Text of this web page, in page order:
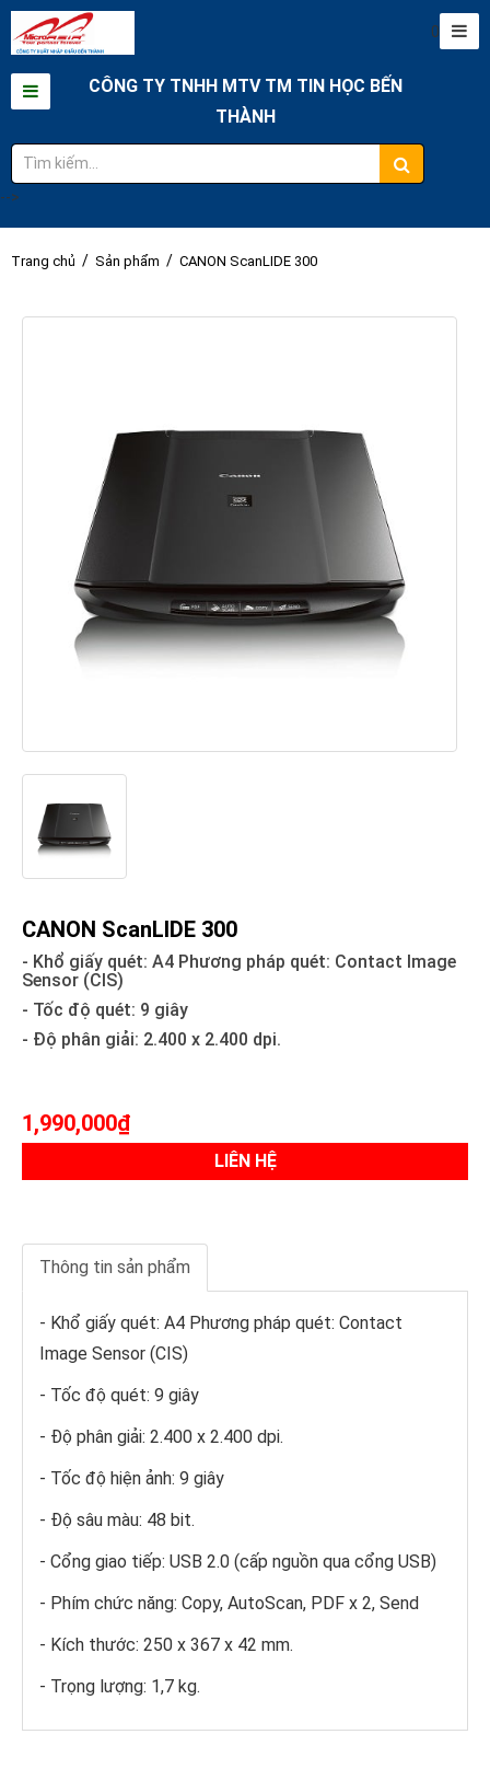
CÔNG TY TNHH MTV TM TIN HỌC BẾN
THÀNH
0
-->
Trang chủ / Sản phẩm / CANON ScanLIDE 300
CANON ScanLIDE 300
- Khổ giấy quét: A4 Phương pháp quét: Contact Image
Sensor (CIS)
- Tốc độ quét: 9 giây
- Độ phân giải: 2.400 x 2.400 dpi.
1,990,000₫
LIÊN HỆ
Thông tin sản phẩm
- Khổ giấy quét: A4 Phương pháp quét: Contact
Image Sensor (CIS)
- Tốc độ quét: 9 giây
- Độ phân giải: 2.400 x 2.400 dpi.
- Tốc độ hiện ảnh: 9 giây
- Độ sâu màu: 48 bit.
- Cổng giao tiếp: USB 2.0 (cấp nguồn qua cổng USB)
- Phím chức năng: Copy, AutoScan, PDF x 2, Send
- Kích thước: 250 x 367 x 42 mm.
- Trọng lượng: 1,7 kg.